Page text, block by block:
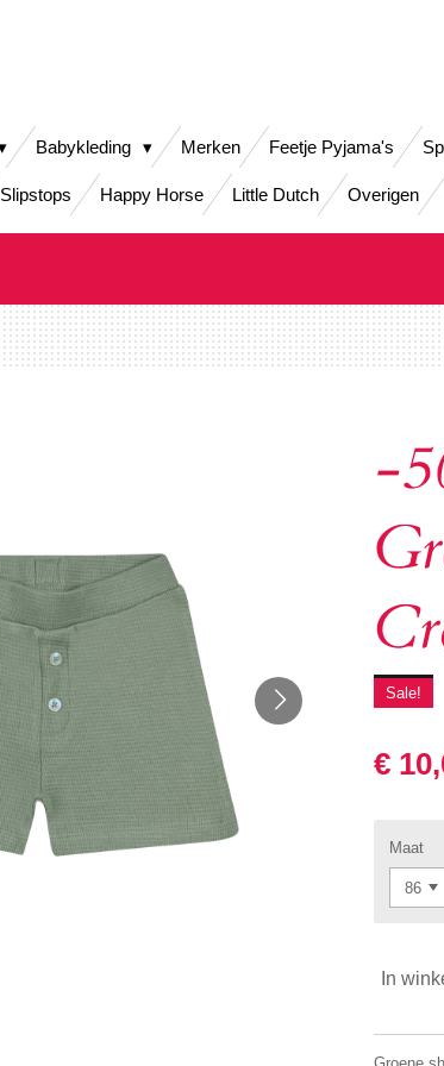
Babykleding Merken Feetje Pyjama's
Slipstops Happy Horse Little Dutch Overigen
-
Sale!
€
Maat
In